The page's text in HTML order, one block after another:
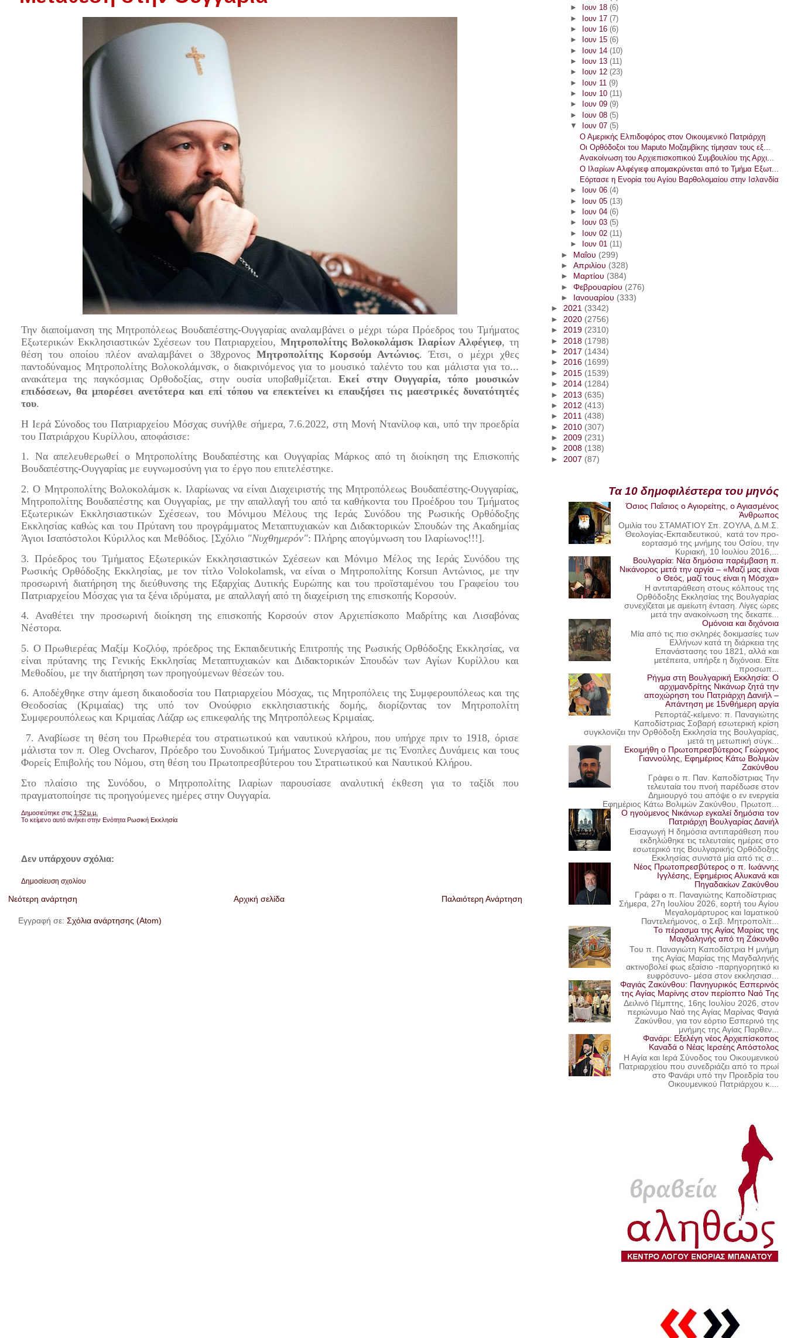
Την διαποίμανση της Μητροπόλεως Βουδαπέστης-Ουγγαρίας αναλαμβάνει ο μέχρι τώρα Πρόεδρος του Τμήματος
Εξωτερικών Εκκλησιαστικών Σχέσεων του Πατριαρχείου, Μητροπολίτης Βολοκολάμσκ Ιλαρίων Αλφέγιεφ, τη
θέση του οποίου πλέον αναλαμβάνει ο 38χρονος Μητροπολίτης Κορσούμ Αντώνιος. Έτσι, ο μέχρι χθες
παντοδύναμος Μητροπολίτης Βολοκολάμνσκ, ο διακρινόμενος για το μουσικό ταλέντο του και μάλιστα για το...
ανακάτεμα της παγκόσμιας Ορθοδοξίας, στην ουσία υποβαθμίζεται.Εκεί στην Ουγγαρία, τόπο μουσικών
επιδόσεων, θα μπορέσει ανετότερα και επί τόπου να επεκτείνει κι επαυξήσει τις μαεστρικές δυνατότητές
του.
Η Ιερά Σύνοδος του Πατριαρχείου Μόσχας συνήλθε σήμερα, 7.6.2022, στη Μονή Ντανίλοφ και, υπό την προεδρία
του Πατριάρχου Κυρίλλου, αποφάσισε:
1. Να απελευθερωθεί ο Μητροπολίτης Βουδαπέστης και Ουγγαρίας Μάρκος από τη διοίκηση της Επισκοπής
Βουδαπέστης-Ουγγαρίας με ευγνωμοσύνη για το έργο που επιτελέστηκε.
2. Ο Μητροπολίτης Βολοκολάμσκ κ. Ιλαρίωνας να είναι Διαχειριστής της Μητροπόλεως Βουδαπέστης-Ουγγαρίας,
Μητροπολίτης Βουδαπέστης και Ουγγαρίας, με την απαλλαγή του από τα καθήκοντα του Προέδρου του Τμήματος
Εξωτερικών Εκκλησιαστικών Σχέσεων, του Μόνιμου Μέλους της Ιεράς Συνόδου της Ρωσικής Ορθόδοξης
Εκκλησίας καθώς και του Πρύτανη του προγράμματος Μεταπτυχιακών και Διδακτορικών Σπουδών της Ακαδημίας
Άγιοι Ισαπόστολοι Κύριλλος και Μεθόδιος. [Σχόλιο "Νυχθημερόν": Πλήρης απογύμνωση του Ιλαρίωνος!!!].
3. Πρόεδρος του Τμήματος Εξωτερικών Εκκλησιαστικών Σχέσεων και Μόνιμο Μέλος της Ιεράς Συνόδου της
Ρωσικής Ορθόδοξης Εκκλησίας, με τον τίτλο Volokolamsk, να είναι ο Μητροπολίτης Korsun Αντώνιος, με την
προσωρινή διατήρηση της διεύθυνσης της Εξαρχίας Δυτικής Ευρώπης και του προϊσταμένου του Γραφείου του
Πατριαρχείου Μόσχας για τα ξένα ιδρύματα, με απαλλαγή από τη διαχείριση της επισκοπής Κορσούν.
4. Αναθέτει την προσωρινή διοίκηση της επισκοπής Κορσούν στον Αρχιεπίσκοπο Μαδρίτης και Λισαβόνας
Νέστορα.
5. Ο Πρωθιερέας Μαξίμ Κοζλόφ, πρόεδρος της Εκπαιδευτικής Επιτροπής της Ρωσικής Ορθόδοξης Εκκλησίας, να
είναι πρύτανης της Γενικής Εκκλησίας Μεταπτυχιακών και Διδακτορικών Σπουδών των Αγίων Κυρίλλου και
Μεθοδίου, με την διατήρηση των προηγούμενων θέσεών του.
6. Αποδέχθηκε στην άμεση δικαιοδοσία του Πατριαρχείου Μόσχας, τις Μητροπόλεις της Συμφερουπόλεως και της
Θεοδοσίας (Κριμαίας) της υπό τον Ονούφριο εκκλησιαστικής δομής, διορίζοντας τονΜητροπολίτη
Συμφερουπόλεως και Κριμαίας Λάζαρ ως επικεφαλής της Μητροπόλεως Κριμαίας.
7. Αναβίωσε τη θέση του Πρωθιερέα του στρατιωτικού και ναυτικού κλήρου, που υπήρχε πριν το 1918, όρισε
μάλιστα τον π. Oleg Ovcharov, Πρόεδρο του Συνοδικού Τμήματος Συνεργασίας με τις Ένοπλες Δυνάμεις και τους
Φορείς Επιβολής του Νόμου, στη θέση του Πρωτοπρεσβύτερου του Στρατιωτικού και Ναυτικού Κλήρου.
Στο πλαίσιο της Συνόδου, ο Μητροπολίτης Ιλαρίων παρουσίασε αναλυτική έκθεση για το ταξίδι που
πραγματοποίησε τις προηγούμενες ημέρες στην Ουγγαρία.
Δημοσιεύτηκε στις 1:52 μ.μ.
Το κείμενο αυτό ανήκει στην ΕνότηταΡωσική Εκκλησία
Δεν υπάρχουν σχόλια:
Δημοσίευση σχολίου
Νεότερη ανάρτηση Παλαιότερη Ανάρτηση
Αρχική σελίδα
Εγγραφή σε:Σχόλια ανάρτησης (Atom)
►
Ιουν 18 (6)
► Ιουν 17 (7)
►
Ιουν 16 (6)
►
Ιουν 15 (6)
► Ιουν 14 (10)
►
Ιουν 13 (11)
►
Ιουν 12 (23)
►
Ιουν 11 (9)
►
Ιουν 10 (11)
►
Ιουν 09 (9)
►
Ιουν 08 (5)
▼
Ιουν 07 (5)
Ο Αμερικής Ελπιδοφόρος στον Οικουμενικό Πατριάρχη
Οι Ορθόδοξοι του Maputo Μοζαμβίκης τίμησαν τους εξ...
Ανακοίνωση του Αρχιεπισκοπικού Συμβουλίου της Αρχι...
Ο Ιλαρίων Αλφέγιεφ απομακρύνεται από το Τμήμα Εξωτ...
Εόρτασε η Ενορία του Αγίου Βαρθολομαίου στην Ισλανδία
►
Ιουν 06 (4)
► Ιουν 05 (13)
►
Ιουν 04 (6)
►
Ιουν 03 (5)
►
Ιουν 02 (11)
►
Ιουν 01 (11)
► Μαΐου (299)
► Απριλίου (328)
►
Μαρτίου (384)
► Φεβρουαρίου (276)
►
Ιανουαρίου (333)
►2021 (3342)
► 2020 (2756)
►2019 (2310)
► 2018 (1798)
► 2017 (1434)
►2016 (1699)
► 2015 (1539)
►2014 (1284)
► 2013 (635)
► 2012 (413)
►2011 (438)
► 2010 (307)
►2009 (231)
►2008 (138)
► 2007 (87)
Τα 10 δημοφιλέστερα του μηνός
Όσιος Παΐσιος ο Αγιορείτης, ο Αγιασμένος
Άνθρωπος
Ομιλία του ΣΤΑΜΑΤΙΟΥ Σπ. ΖΟΥΛΑ, Δ.Μ.Σ.
Θεολογίας-Εκπαιδευτικού, κατά τον προ-
εορτασμό της μνήμης του Οσίου, την
Κυριακή, 10 Ιουλίου 2016,...
Βουλγαρία: Νέα δημόσια παρέμβαση π.
Νικάνορος μετά την αργία – «Μαζί μας είναι
ο Θεός, μαζί τους είναι η Μόσχα»
Η αντιπαράθεση στους κόλπους της
Ορθόδοξης Εκκλησίας της Βουλγαρίας
συνεχίζεται με αμείωτη ένταση. Λίγες ώρες
μετά την ανακοίνωση της δεκαπε...
Ομόνοια και διχόνοια
Μία από τις πιο σκληρές δοκιμασίες των
Ελλήνων κατά τη διάρκεια της
Επανάστασης του 1821, αλλά και
μετέπειτα, υπήρξε η διχόνοια. Είτε
προσωπ...
Ρήγμα στη Βουλγαρική Εκκλησία: Ο
αρχιμανδρίτης Νικάνωρ ζητά την
αποχώρηση του Πατριάρχη Δανιήλ –
Απάντηση με 15νθήμερη αργία
Ρεπορτάζ-κείμενο: π. Παναγιώτης
Καποδίστριας Σοβαρή εσωτερική κρίση
συγκλονίζει την Ορθόδοξη Εκκλησία της Βουλγαρίας,
μετά τη μετωπική σύγκ...
Εκοιμήθη ο Πρωτοπρεσβύτερος Γεώργιος
Γιαννούλης, Εφημέριος Κάτω Βολιμών
Ζακύνθου
Γράφει ο π. Παν. Καποδίστριας Την
τελευταία του πνοή παρέδωσε στον
Δημιουργό του απόψε ο εν ενεργεία
Εφημέριος Κάτω Βολιμών Ζακύνθου, Πρωτοπ...
Ο ηγούμενος Νικάνωρ εγκαλεί δημόσια τον
Πατριάρχη Βουλγαρίας Δανιήλ
Εισαγωγή Η δημόσια αντιπαράθεση που
εκδηλώθηκε τις τελευταίες ημέρες στο
εσωτερικό της Βουλγαρικής Ορθόδοξης
Εκκλησίας συνιστά μία από τις σ...
Νέος Πρωτοπρεσβύτερος ο π. Ιωάννης
Ιγγλέσης, Εφημέριος Αλυκανά και
Πηγαδακίων Ζακύνθου
Γράφει ο π. Παναγιώτης Καποδίστριας
Σήμερα, 27η Ιουλίου 2026, εορτή του Αγίου
Μεγαλομάρτυρος και Ιαματικού
Παντελεήμονος, ο Σεβ. Μητροπολίτ...
Το πέρασμα της Αγίας Μαρίας της
Μαγδαληνής από τη Ζάκυνθο
Του π. Παναγιώτη Καποδίστρια Η μνήμη
της Αγίας Μαρίας της Μαγδαληνής
ακτινοβολεί φως εξαίσιο -παρηγορητικό κι
ευφρόσυνο- μέσα στον εκκλησιασ...
Φαγιάς Ζακύνθου: Πανηγυρικός Εσπερινός
της Αγίας Μαρίνης στον περίοπτο Ναό Της
Δειλινό Πέμπτης, 16ης Ιουλίου 2026, στον
περιώνυμο Ναό της Αγίας Μαρίνας Φαγιά
Ζακύνθου, για τον εόρτιο Εσπερινό της
μνήμης της Αγίας Παρθεν...
Φανάρι: Εξελέγη νέος Αρχιεπίσκοπος
Καναδά ο Νέας Ιερσέης Απόστολος
Η Αγία και Ιερά Σύνοδος του Οικουμενικού
Πατριαρχείου που συνεδριάζει από το πρωί
στο Φανάρι υπό την Προεδρία του
Οικουμενικού Πατριάρχου κ....